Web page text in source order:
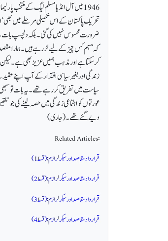
1946میں آل انڈیا مسلم لیگ کے منتخب
تحریک پاکستان کے اس تکمیلی مرحلے میں
کہ ‘‘ ہم کس چیز کے لیے لڑرہے ہیں۔ ہمارا
کرسکتا ہے اور مذہب ہمیں عزیز بھی ہے۔
زندگی اور بغیر سیاسی اقتدار کے آپ اپنے
عورتوں کو اجتماعی زندگی میں حصہ لینے کی
دیے گئے تھے۔(جاری)
Related Articles:
قرار داد مقاصد اور سیکرلرازم:(قسط1
)
قرار داد مقاصد اور سیکرلرازم:(قسط2
)
قرار داد مقاصد اور سیکرلرازم:(قسط 3)
قرار داد مقاصد اور سیکرلرازم:(قسط4
)